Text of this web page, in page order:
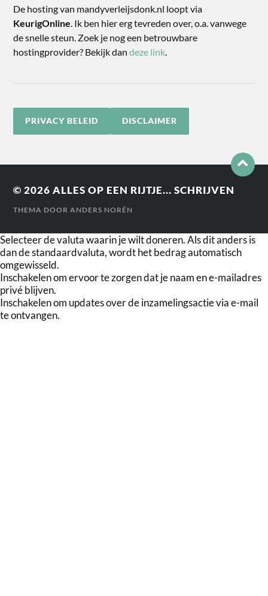
De hosting van mandyverleijsdonk.nl loopt via
KeurigOnline. Ik ben hier erg tevreden over, o.a. vanwege
de snelle steun. Zoek je nog een betrouwbare
hostingprovider? Bekijk dandeze link.
PRIVACY BELEID DISCLAIMER
© 2026ALLES OP EEN RIJTJE... SCHRIJVEN
THEMA DOORANDERS NORÉN
Selecteer de valuta waarin je wilt doneren. Als dit anders is
dan de standaardvaluta, wordt het bedrag automatisch
omgewisseld.
Inschakelen om ervoor te zorgen dat je naam en e-mailadres
privé blijven.
Inschakelen om updates over de inzamelingsactie via e-mail
te ontvangen.